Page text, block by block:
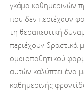
γκάμα καθημερινών
που δεν περιέχουν
τη θεραπευτική
περιέχουν δραστικά
ομοιοπαθητικού
αυτών καλύπτει ένα
καθημερινής